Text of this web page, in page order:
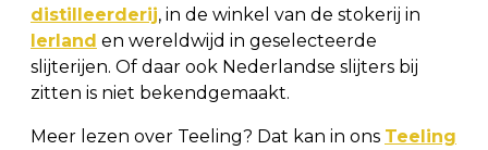
distilleerderij, in de winkel van de stokerij in
Ierland en wereldwijd in geselecteerde
slijterijen. Of daar ook Nederlandse slijters bij
zitten is niet bekendgemaakt.
Meer lezen over Teeling? Dat kan in ons Teeling